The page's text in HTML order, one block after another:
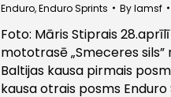
Enduro,Enduro Sprints Bylamsf
Foto: Māris Stiprais
mototrasē „Smeceres sils”
Baltijas kausa pirmais
kausa otrais posms